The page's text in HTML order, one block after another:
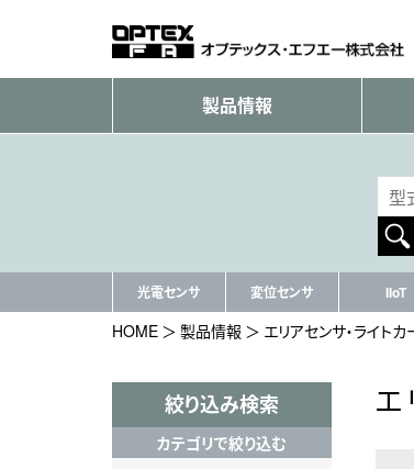
製品情報
光電センサ 変位センサ IIoT
HOME 製品情報 エリアセンサ・ライトカ
絞り込み検索
カテゴリで絞り込む
エ